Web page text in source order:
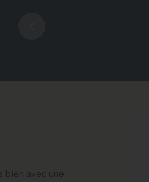
bien avec une